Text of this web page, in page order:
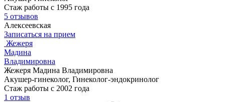
Стаж работы с 1995 года
5 отзывов
Алексеевская
Записаться на прием
Жежеря
Мадина
Владимировна
Жежеря Мадина Владимировна
Акушер-гинеколог, Гинеколог-эндокринолог
Стаж работы с 2002 года
1 отзыв